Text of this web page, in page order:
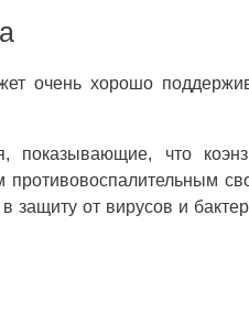
очень хорошо
показывающие, что
от вирусов и